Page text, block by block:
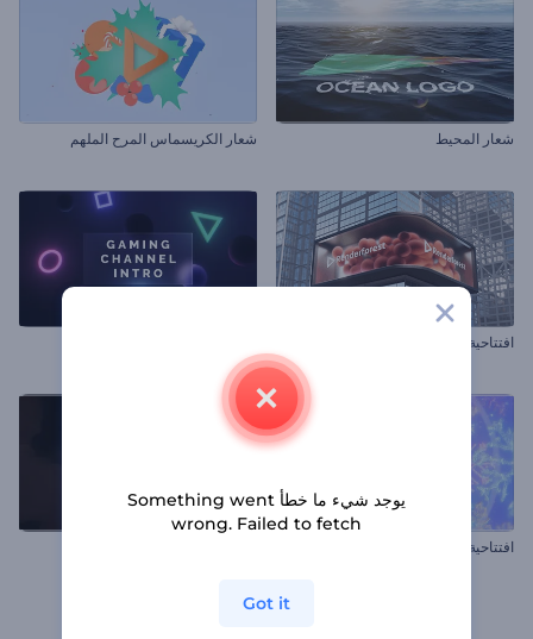
شعار المحيط شعار الكريسماس المرح الملهم
افتتاحية لافتة إعلانية رقمية
افتتاحية ندف جليد الكريسماس
يوجد شيء ما خطأ Something went
wrong. Failed to fetch
Got it